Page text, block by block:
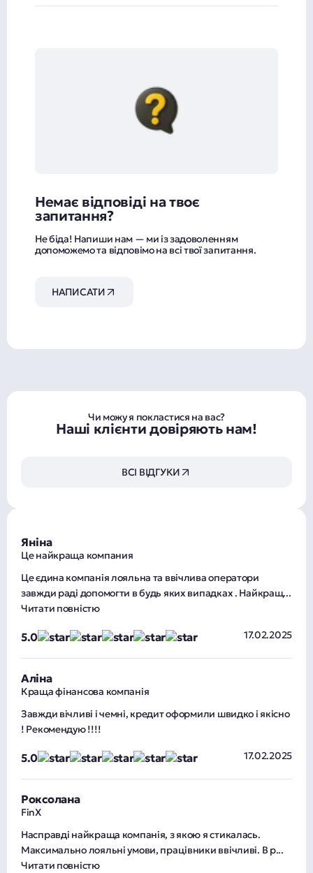
ТОВ "ФК" Кредіплюс "(торгова марка FinX) -
плануєте навчання дітей, зібралися у відпустку і
Вам потрібна фінансова допомога - це до нас!
Немає відповіді на твоє
запитання?
Не біда! Напиши нам — ми із задоволенням
допоможемо та відповімо на всі твої запитання.
НАПИСАТИ
Чи можу я покластися на вас?
Наші клієнти довіряють нам!
ВСІ ВІДГУКИ
Яніна
Це найкраща компания
Це єдина компанія лояльна та ввічлива оператори
завжди раді допомогти в будь яких випадках . Найкращ...
Читати повністю
5.0 17.02.2025
Аліна
Краща фінансова компанія
Завжди вічливі і чемні, кредит оформили швидко і якісно
! Рекомендую !!!!
5.0 17.02.2025
Роксолана
FinX
Насправді найкраща компанія, з якою я стикалась.
Максимально лояльні умови, працівники ввічливі. В р...
Читати повністю